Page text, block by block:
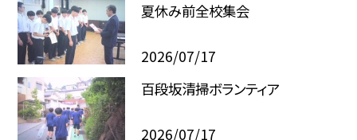
夏休み前全校集会
2026/07/17
百段坂清掃ボランティア
2026/07/17